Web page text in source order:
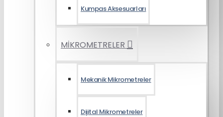
Kumpas Aksesuarları
MİKROMETRELER
Mekanik Mikrometreler
Dijital Mikrometreler